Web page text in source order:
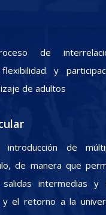
de
y
de adultos
introducción de
de manera que
intermedias y
el retorno a la